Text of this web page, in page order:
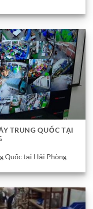
TRUNG QUỐC TẠI
Quốc tại Hải Phòng